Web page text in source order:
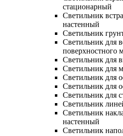
стационарный
Светильник
настенный
Светильник
Светильник для
поверхностного
Светильник для
Светильник для
Светильник для
Светильник для
Светильник для
Светильник
Светильник
настенный
Светильник